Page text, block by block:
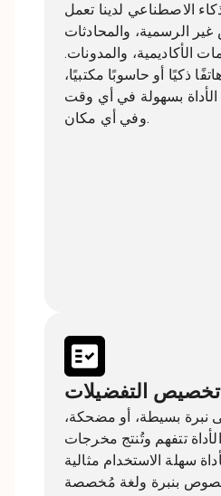
الاصطناعي لدينا تعمل
الرسمية، والمحادثات
الأكاديمية، والمدونات.
ذكيًا أو حاسوبًا مكتبيًا،
بسهولة في أي وقت
وفي أي مكان.
تخصيص التفضيلات
نبرة بسيطة، أو مضحكة،
تتفهم وتُنتج مخرجات
سهلة الاستخدام مثالية